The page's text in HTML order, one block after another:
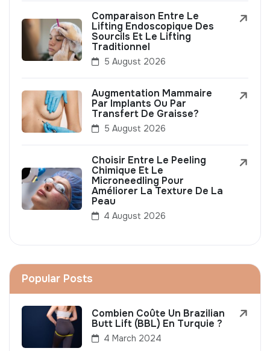
Comparaison Entre Le
Lifting Endoscopique Des
Sourcils Et Le Lifting
Traditionnel
5 August 2026
Augmentation Mammaire
Par Implants Ou Par
Transfert De Graisse?
5 August 2026
Choisir Entre Le Peeling
Chimique Et Le
Microneedling Pour
Améliorer La Texture De La
Peau
4 August 2026
Popular Posts
Combien Coûte Un Brazilian
Butt Lift (BBL) En Turquie ?
4 March 2024